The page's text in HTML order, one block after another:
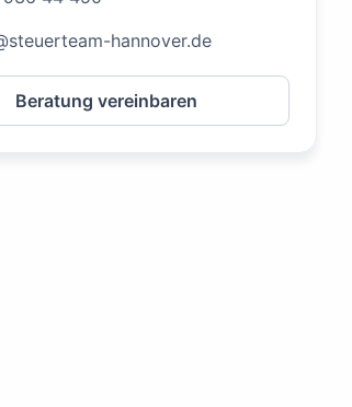
hannover.de
Beratung vereinbaren